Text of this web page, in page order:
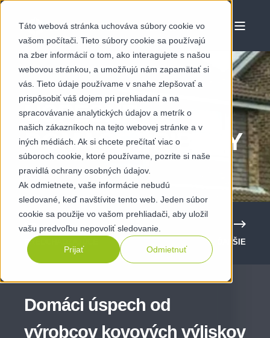
Táto webová stránka uchováva súbory cookie vo
vašom počítači. Tieto súbory cookie sa používajú
na zber informácií o tom, ako interagujete s našou
webovou stránkou, a umožňujú nám zapamätať si
vás. Tieto údaje používame v snahe zlepšovať a
prispôsobiť váš dojem pri prehliadaní a na
spracovávanie analytických údajov a metrík o
našich zákazníkoch na tejto webovej stránke a v
iných médiách. Ak si chcete prečítať viac o
súboroch cookie, ktoré používame, pozrite si naše
pravidlá ochrany osobných údajov.
Ak odmietnete, vaše informácie nebudú
sledované, keď navštívite tento web. Jeden súbor
cookie sa použije vo vašom prehliadači, aby uložil
vašu predvoľbu nepovoliť sledovanie.
Prijať Odmietnuť
ÚSPEŠNÉ
DOMÁCE PRÍBEHY
PREDCHÁDZAJÚCE ĎALŠIE
Domáci úspech od
výrobcov kovových výliskov